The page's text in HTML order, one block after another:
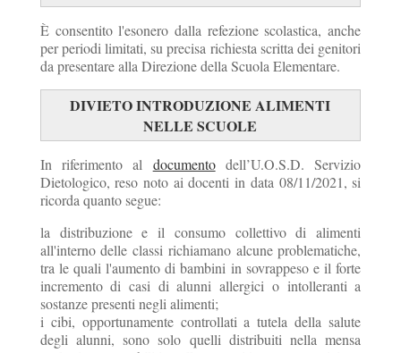
È consentito l'esonero dalla refezione scolastica, anche
per periodi limitati, su precisa richiesta scritta dei genitori
da presentare alla Direzione della Scuola Elementare.
DIVIETO INTRODUZIONE ALIMENTI
NELLE SCUOLE
In riferimento al documentodell’U.O.S.D. Servizio
Dietologico, reso noto ai docenti in data 08/11/2021, si
ricorda quanto segue:
la distribuzione e il consumo collettivo di alimenti
all'interno delle classi richiamano alcune problematiche,
tra le quali l'aumento di bambini in sovrappeso e il forte
incremento di casi di alunni allergici o intolleranti a
sostanze presenti negli alimenti;
i cibi, opportunamente controllati a tutela della salute
degli alunni, sono solo quelli distribuiti nella mensa